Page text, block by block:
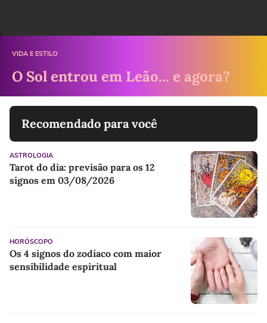
VIDA E ESTILO
O Sol entrou em Leão... e agora?
Recomendado para você
ASTROLOGIA
Tarot do dia: previsão para os 12
signos em 03/08/2026
HORÓSCOPO
Os 4 signos do zodíaco com maior
sensibilidade espiritual